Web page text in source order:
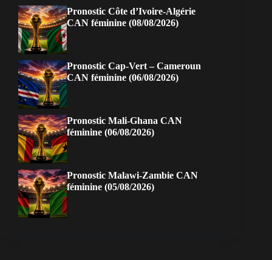
Pronostic Côte d’Ivoire-Algérie
CAN féminine (08/08/2026)
Pronostic Cap-Vert – Cameroun
CAN féminine (06/08/2026)
Pronostic Mali-Ghana CAN
féminine (06/08/2026)
Pronostic Malawi-Zambie CAN
féminine (05/08/2026)